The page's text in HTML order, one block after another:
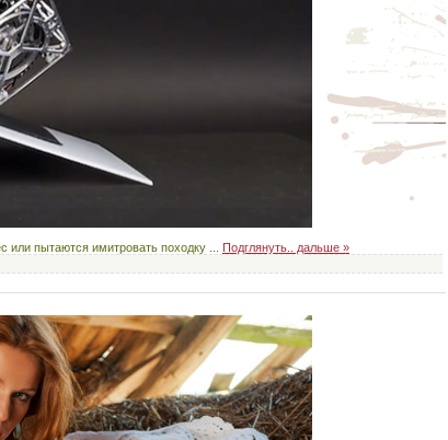
или пытаются имитровать походку Подглянуть.. дальше »